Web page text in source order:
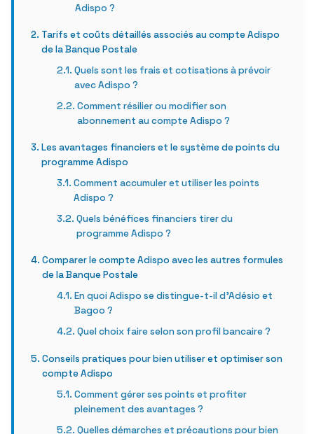
Adispo ?
Tarifs et coûts détaillés associés au compte Adispo
de la Banque Postale
Quels sont les frais et cotisations à prévoir
avec Adispo ?
Comment résilier ou modifier son
abonnement au compte Adispo ?
Les avantages financiers et le système de points du
programme Adispo
Comment accumuler et utiliser les points
Adispo ?
Quels bénéfices financiers tirer du
programme Adispo ?
Comparer le compte Adispo avec les autres formules
de la Banque Postale
En quoi Adispo se distingue-t-il d’Adésio et
Bagoo ?
Quel choix faire selon son profil bancaire ?
Conseils pratiques pour bien utiliser et optimiser son
compte Adispo
Comment gérer ses points et profiter
pleinement des avantages ?
Quelles démarches et précautions pour bien